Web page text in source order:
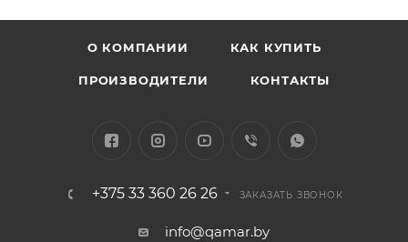
О КОМПАНИИ КАК КУПИТЬ
ПРОИЗВОДИТЕЛИ КОНТАКТЫ
+375 33 360 26 26 ЗАКАЗАТЬ ЗВОНОК
info@qamar.by